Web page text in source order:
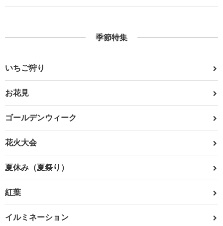
季節特集
いちご狩り
お花見
ゴールデンウィーク
花火大会
夏休み（夏祭り）
紅葉
イルミネーション